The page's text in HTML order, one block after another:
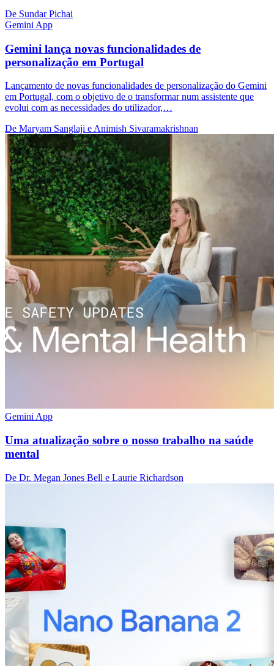
De Sundar Pichai
Gemini App
Gemini lança novas funcionalidades de
personalização em Portugal
Lançamento de novas funcionalidades de personalização do Gemini
em Portugal, com o objetivo de o transformar num assistente que
evolui com as necessidades do utilizador,…
De Maryam Sanglaji e Animish Sivaramakrishnan
Gemini App
Uma atualização sobre o nosso trabalho na saúde
mental
De Dr. Megan Jones Bell e Laurie Richardson